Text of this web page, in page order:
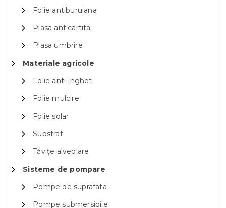
Folie antiburuiana
Plasa anticartita
Plasa umbrire
Materiale agricole
Folie anti-inghet
Folie mulcire
Folie solar
Substrat
Tăvițe alveolare
Sisteme de pompare
Pompe de suprafata
Pompe submersibile